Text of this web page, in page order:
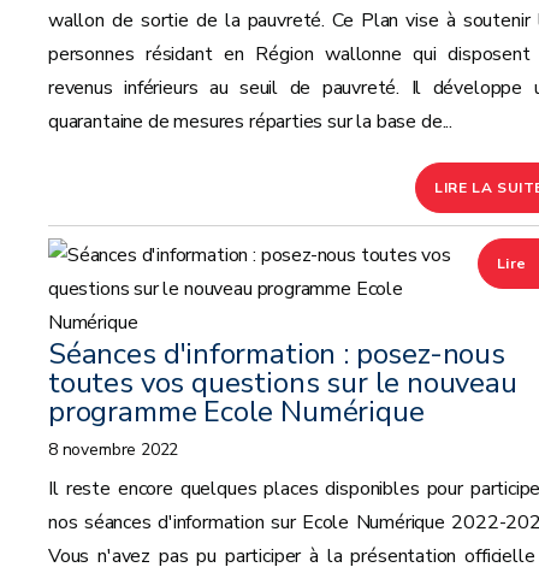
wallon de sortie de la pauvreté. Ce Plan vise à soutenir
personnes résidant en Région wallonne qui
revenus inférieurs au seuil de pauvreté. Il développe
quarantaine de mesures réparties sur la base de...
LIRE LA
Lire
suite
Séances d'information : posez-nous
toutes vos questions sur le nouveau
programme Ecole Numérique
8 novembre 2022
Il reste encore quelques places disponibles pour
nos séances d'information sur Ecole Numérique 2022-
Vous n'avez pas pu participer à la présentation